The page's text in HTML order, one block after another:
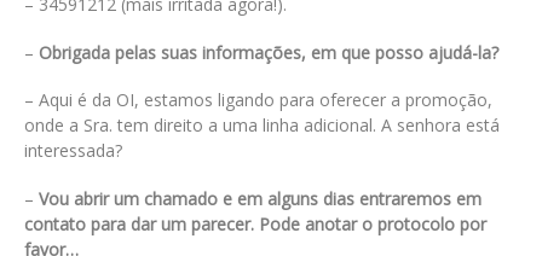
– Obrigada pelas suas informações, em que posso ajudá-la?
– Aqui é da OI, estamos ligando para oferecer a promoção,
onde a Sra. tem direito a uma linha adicional. A senhora está
interessada?
– Vou abrir um chamado e em alguns dias entraremos em
contato para dar um parecer. Pode anotar o protocolo por
favor…